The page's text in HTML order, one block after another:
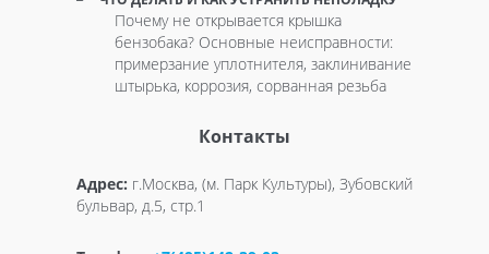
Почему не открывается крышка
бензобака? Основные неисправности:
примерзание уплотнителя, заклинивание
штырька, коррозия, сорванная резьба
Контакты
Адрес: г.Москва, (м. Парк Культуры), Зубовский
бульвар, д.5, стр.1